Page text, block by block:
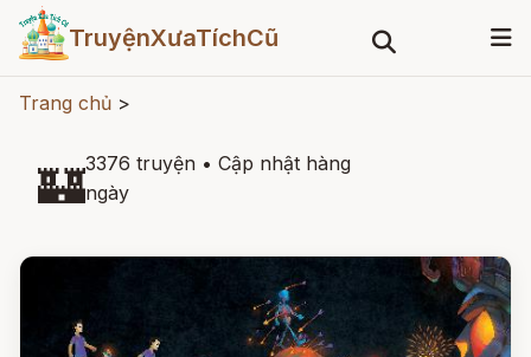
TruyệnXưaTíchCũ
Trang chủ >
🏰3376 truyện • Cập nhật hàng
ngày